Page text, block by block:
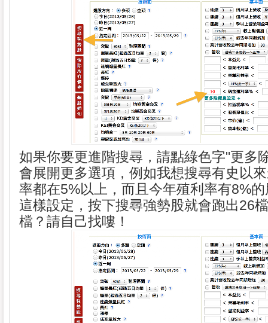
如果你要更進階搜尋，請點綠色字"更多
會展開更多選項，例如我想搜尋有史以
率都在5%以上，而且今年殖利率有8%
這樣設定，按下搜尋強勢股就會跑出26
檔？請自己找嘍！